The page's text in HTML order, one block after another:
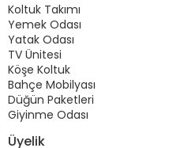
Koltuk Takımı
Yemek Odası
Yatak Odası
TV Ünitesi
Köşe Koltuk
Bahçe Mobilyası
Düğün Paketleri
Giyinme Odası
Üyelik